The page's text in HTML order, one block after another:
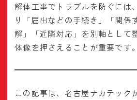
解体工事でトラブルを防ぐには
り「届出などの手続き」「関係
解」「近隣対応」を別軸として
体像を押さえることが重要です。
この記事は、名古屋ナカテック